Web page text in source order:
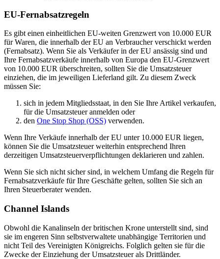
EU-Fernabsatzregeln
Es gibt einen einheitlichen EU-weiten Grenzwert von 10.000 EUR
für Waren, die innerhalb der EU an Verbraucher verschickt werden
(Fernabsatz). Wenn Sie als Verkäufer in der EU ansässig sind und
Ihre Fernabsatzverkäufe innerhalb von Europa den EU-Grenzwert
von 10.000 EUR überschreiten, sollten Sie die Umsatzsteuer
einziehen, die im jeweiligen Lieferland gilt. Zu diesem Zweck
müssen Sie:
sich in jedem Mitgliedsstaat, in den Sie Ihre Artikel verkaufen,
für die Umsatzsteuer anmelden oder
den One Stop Shop (OSS) verwenden.
Wenn Ihre Verkäufe innerhalb der EU unter 10.000 EUR liegen,
können Sie die Umsatzsteuer weiterhin entsprechend Ihren
derzeitigen Umsatzsteuerverpflichtungen deklarieren und zahlen.
Wenn Sie sich nicht sicher sind, in welchem Umfang die Regeln für
Fernabsatzverkäufe für Ihre Geschäfte gelten, sollten Sie sich an
Ihren Steuerberater wenden.
Channel Islands
Obwohl die Kanalinseln der britischen Krone unterstellt sind, sind
sie im engeren Sinn selbstverwaltete unabhängige Territorien und
nicht Teil des Vereinigten Königreichs. Folglich gelten sie für die
Zwecke der Einziehung der Umsatzsteuer als Drittländer.